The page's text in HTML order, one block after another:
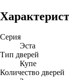
Серия
Эста
Тип дверей
Купе
Количество дверей